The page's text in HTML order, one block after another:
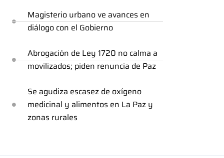
Magisterio urbano ve avances en
diálogo con el Gobierno
Abrogación de Ley 1720 no calma a
movilizados; piden renuncia de Paz
Se agudiza escasez de oxígeno
medicinal y alimentos en La Paz y
zonas rurales